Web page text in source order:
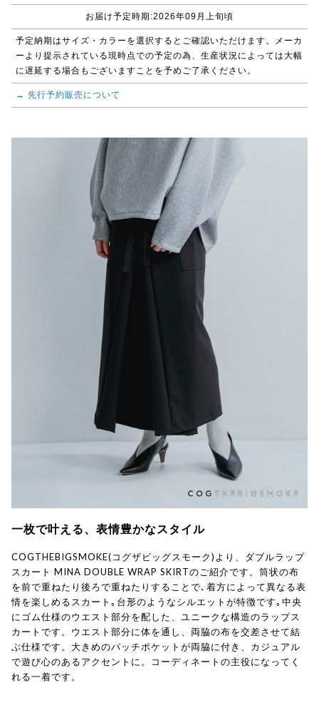
お届け予定時期:2026年09月上旬頃
予定納期はサイズ・カラーを選択するとご確認いただけます。メーカ
ーより提示されている現時点での予定の為、生産状況によっては大幅
に遅延する場合もございますことを予めご了承ください。
→ 先行予約販売について
一枚で叶える、表情豊かなスタイル
COGTHEBIGSMOKE(コグザビッグスモーク)より、ダブルラップ
スカート MINA DOUBLE WRAP SKIRTのご紹介です。筒状の布
を前で重ねたり後ろで重ねたりすることで､着方によって異なる表
情を楽しめるスカート｡台形のようなシルエットが特徴です｡中央
にゴム仕様のウエスト部分を配した、ユニークな構造のラップス
カートです。ウエスト部分に体を通し、両脇の布を交差させて結
ぶ仕様です。大きめのパッチポケットが両脇に付き、カジュアル
で遊び心のあるアクセントに。コーディネートの主役になってく
れる一着です。